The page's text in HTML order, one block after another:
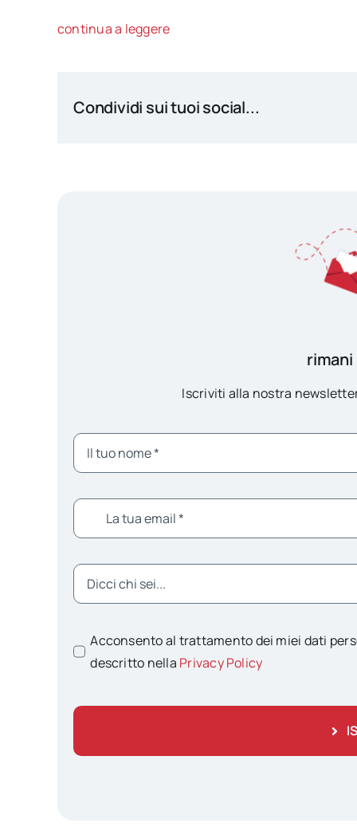
continua a leggere
Condividi sui tuoi social...
Iscriviti alla nostra
Acconsento al trattamento dei miei dati
descritto nella Privacy Policy